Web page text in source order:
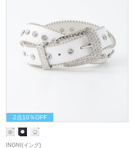
2点10％OFF
INGNI(イング)